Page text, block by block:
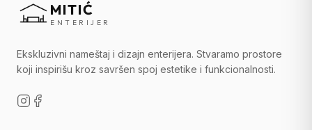
MITIĆ
ENTERIJER
Ekskluzivni nameštaj i dizajn enterijera. Stvaramo prostore
koji inspirišu kroz savršen spoj estetike i funkcionalnosti.